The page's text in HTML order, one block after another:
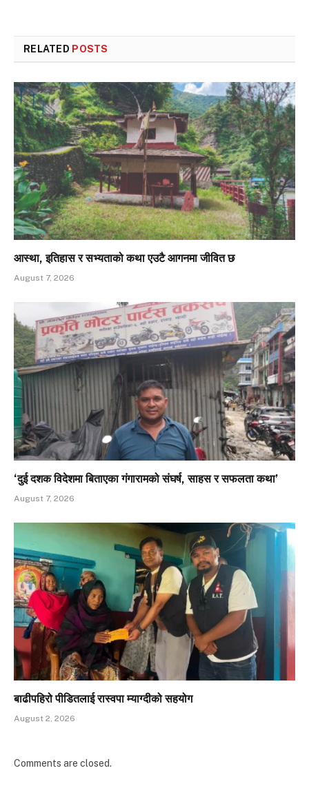
RELATED POSTS
आस्था, इतिहास र सभ्यताको कथा एउटै आगनमा जीवित छ
August 7, 2026
‘दुई दशक विदेशमा बिताएका गंगारामको संघर्ष, साहस र सफलता कथा’
August 7, 2026
बाढीपहिरो पीडितलाई रास्वपा म्याग्दीको सहयोग
August 2, 2026
Comments are closed.